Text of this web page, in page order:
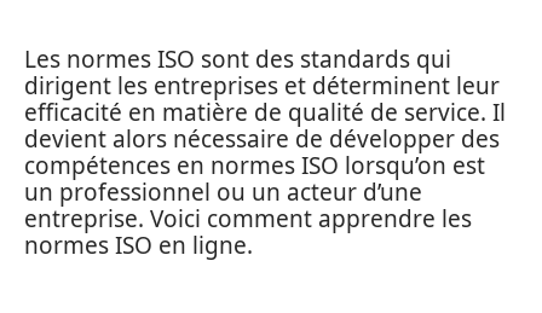
Les normes ISO sont des standards qui
dirigent les entreprises et déterminent leur
efficacité en matière de qualité de service. Il
devient alors nécessaire de développer des
compétences en normes ISO lorsqu’on est
un professionnel ou un acteur d’une
entreprise. Voici comment apprendre les
normes ISO en ligne.